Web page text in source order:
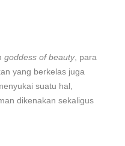
goddess of beauty, para
yang berkelas juga
suatu hal,
dikenakan sekaligus